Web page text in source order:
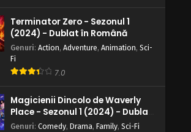
Timon și Pumbaa – Sezonul 1
Episodul 9 – Înapoi în pustietate /
Aventură în Gabon
Eps 9 - Înapoi în pustietate / Aventură în
Episodul 8 – Distracție în Tanzania
/ Baliverne în Guatemala
Eps 8 - Distracție în Tanzania / Baliverne
în Guatemala - 31 March, 2025
Terminator Zero - Sezonul 1
(2024) - Dublat în Română
Genuri: Action, Adventure, Animation, Sci-
Fi
7.0
Magicienii Dincolo de Waverly
Place - Sezonul 1 (2024) - Dublat
în Română
Genuri: Comedy, Drama, Family, Sci-Fi